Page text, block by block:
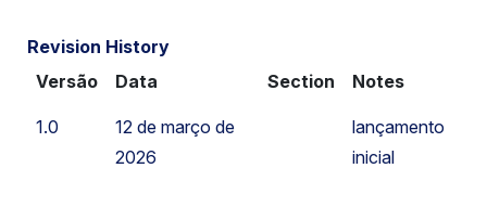
Revision History
Versão
Data Section Notes
1.0
12 de março de
2026
lançamento
inicial